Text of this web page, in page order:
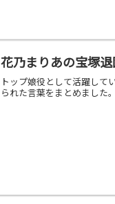
花乃まりあの宝塚
トップ娘役として活躍して
られた言葉をまとめました